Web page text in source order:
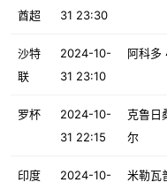
酋超
31 23:30
沙特
联
2024-10-
31 23:10
阿科多
罗杯
2024-10-
31 22:15
克鲁日
尔
印度
2024-10-
米勒瓦